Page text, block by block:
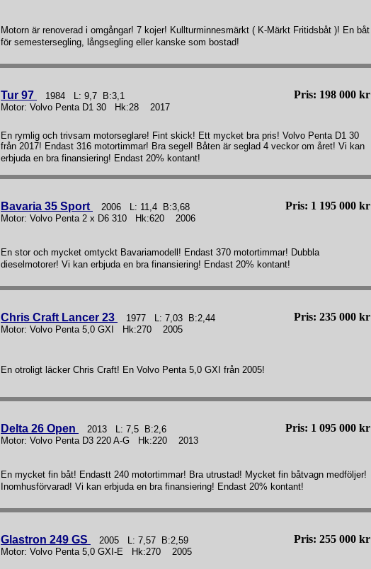
Motorn är renoverad i omgångar! 7 kojer! Kullturminnesmärkt ( K-Märkt Fritidsbåt )! En båt
för semestersegling, långsegling eller kanske som bostad!
Tur 97
1984 L: 9,7 B:3,1
Motor: Volvo Penta D1 30 Hk:28 2017
Pris: 198 000 kr
En rymlig och trivsam motorseglare! Fint skick! Ett mycket bra pris! Volvo Penta D1 30
från 2017! Endast 316 motortimmar! Bra segel! Båten är seglad 4 veckor om året! Vi kan
erbjuda en bra finansiering! Endast 20% kontant!
Bavaria 35 Sport
2006 L: 11,4 B:3,68
Motor: Volvo Penta 2 x D6 310 Hk:620 2006
Pris: 1 195 000 kr
En stor och mycket omtyckt Bavariamodell! Endast 370 motortimmar! Dubbla
dieselmotorer! Vi kan erbjuda en bra finansiering! Endast 20% kontant!
Chris Craft Lancer 23
1977 L: 7,03 B:2,44
Motor: Volvo Penta 5,0 GXI Hk:270 2005
Pris: 235 000 kr
En otroligt läcker Chris Craft! En Volvo Penta 5,0 GXI från 2005!
Delta 26 Open
2013 L: 7,5 B:2,6
Motor: Volvo Penta D3 220 A-G Hk:220 2013
Pris: 1 095 000 kr
En mycket fin båt! Endastt 240 motortimmar! Bra utrustad! Mycket fin båtvagn medföljer!
Inomhusförvarad! Vi kan erbjuda en bra finansiering! Endast 20% kontant!
Glastron 249 GS
2005 L: 7,57 B:2,59
Motor: Volvo Penta 5,0 GXI-E Hk:270 2005
Pris: 255 000 kr